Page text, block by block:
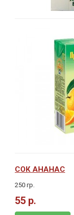
СОК АНАНАС
250 гр.
55 р.